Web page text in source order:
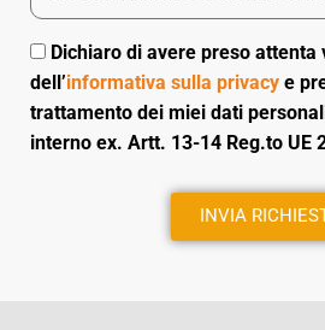
Dichiaro di avere preso attenta
dell’informativa sulla privacy e
trattamento dei miei dati
interno ex. Artt. 13-14 Reg.to UE
INVIA